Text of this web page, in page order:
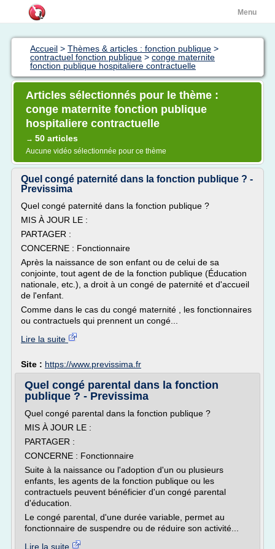
Menu
Accueil > Thèmes & articles : fonction publique >
contractuel fonction publique > conge maternite
fonction publique hospitaliere contractuelle
Articles sélectionnés pour le thème :
conge maternite fonction publique
hospitaliere contractuelle
→ 50 articles
Aucune vidéo sélectionnée pour ce thème
Quel congé paternité dans la fonction publique ? -
Previssima
Quel congé paternité dans la fonction publique ?
MIS À JOUR LE :
PARTAGER :
CONCERNE : Fonctionnaire
Après la naissance de son enfant ou de celui de sa
conjointe, tout agent de de la fonction publique (Éducation
nationale, etc.), a droit à un congé de paternité et d'accueil
de l'enfant.
Comme dans le cas du congé maternité , les fonctionnaires
ou contractuels qui prennent un congé...
Lire la suite
Site : https://www.previssima.fr
Quel congé parental dans la fonction
publique ? - Previssima
Quel congé parental dans la fonction publique ?
MIS À JOUR LE :
PARTAGER :
CONCERNE : Fonctionnaire
Suite à la naissance ou l'adoption d'un ou plusieurs
enfants, les agents de la fonction publique ou les
contractuels peuvent bénéficier d'un congé parental
d'éducation.
Le congé parental, d'une durée variable, permet au
fonctionnaire de suspendre ou de réduire son activité...
Lire la suite